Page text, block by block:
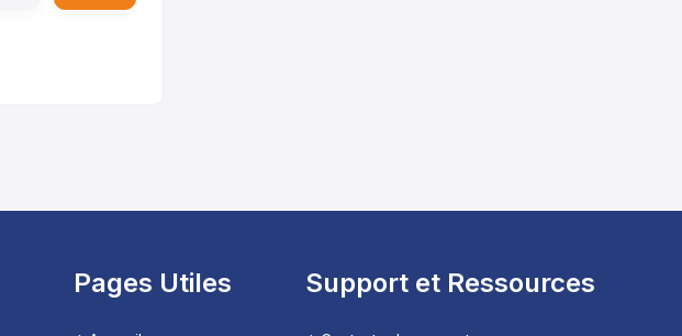
Pages Utiles Support et Ressources